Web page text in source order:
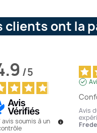
clients ont la
/5
avis soumis à un
Avis